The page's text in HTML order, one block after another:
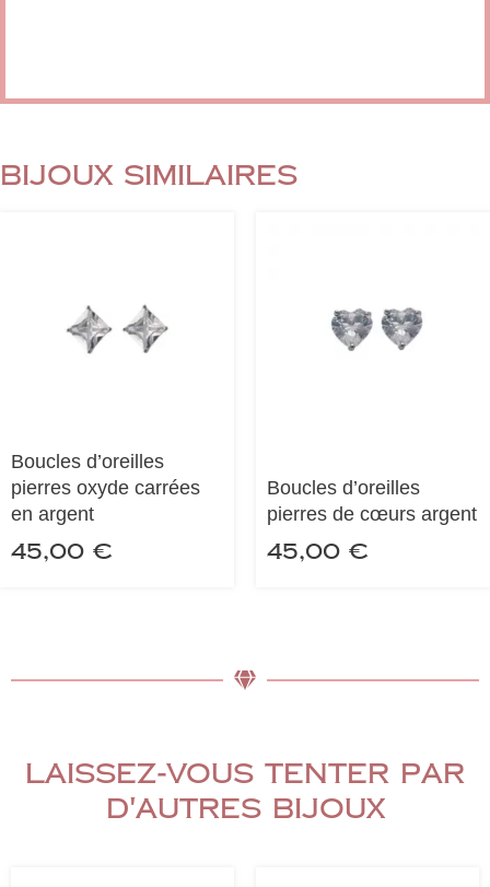
Bijoux similaires
Boucles d’oreilles
pierres oxyde carrées
en argent
45,00 €
Boucles d’oreilles
pierres de cœurs argent
45,00 €
Laissez-vous tenter par
d'autres bijoux